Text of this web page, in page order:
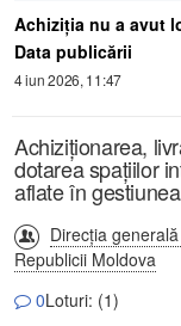
Achiziţia nu a avut
Data publicării
4 iun 2026, 11:47
Achiziționarea,
dotarea spațiilor
aflate în
Direcția
Republicii Moldova
0Loturi: (1)